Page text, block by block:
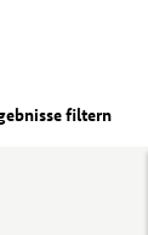
filtern